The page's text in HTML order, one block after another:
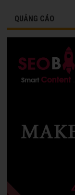
QUẢNG CÁO